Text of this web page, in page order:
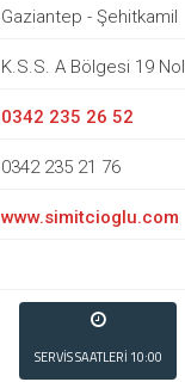
Gaziantep - Şehitkamil
K.S.S. A Bölgesi 19
0342 235 26 52
0342 235 21 76
www.simitcioglu.com
SERVİS SAATLERİ 10:00